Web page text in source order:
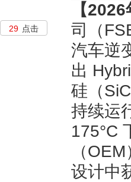
29 点击
【
司（
汽车逆
出
硅（
持续运
175°C
（
设计中